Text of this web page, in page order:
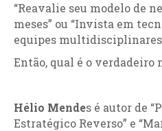
“Reavalie seu modelo de
meses” ou “Invista em
equipes
Então, qual é o verdadeiro
Hélio Mendes é autor de
Estratégico Reverso” e